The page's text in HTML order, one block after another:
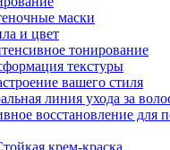
маски
и цвет
тонирование
текстуры
вашего стиля
линия ухода за
восстановление для
крем-краска